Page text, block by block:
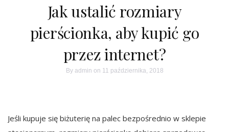
Jak ustalić rozmiary
pierścionka, aby kupić go
przez internet?
By admin on 11 października, 2018
Jeśli kupuje się biżuterię na palec bezpośrednio w sklepie